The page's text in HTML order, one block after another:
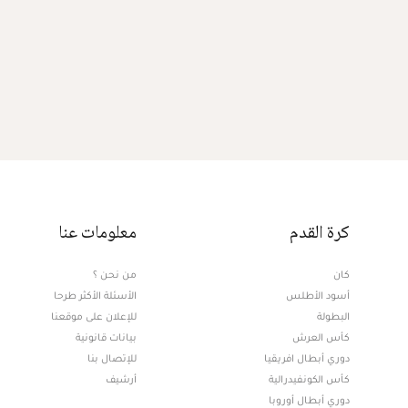
كرة القدم
كان
أسود الأطلس
البطولة
كأس العرش
دوري أبطال افريقيا
كأس الكونفيدرالية
دوري أبطال أوروبا
معلومات عنا
من نحن ؟
الأسئلة الأكثر طرحا
للإعلان على موقعنا
بيانات قانونية
للإتصال بنا
أرشيف